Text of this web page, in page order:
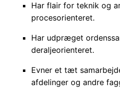
Har flair for teknik og
procesorienteret.
Har udpræget
deraljeorienteret.
Evner et tæt
afdelinger og andre